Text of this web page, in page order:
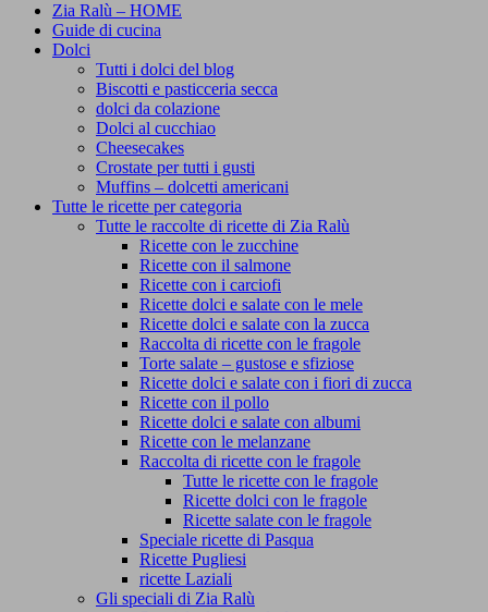
Zia Ralù – HOME
Guide di cucina
Dolci
Tutti i dolci del blog
Biscotti e pasticceria secca
dolci da colazione
Dolci al cucchiao
Cheesecakes
Crostate per tutti i gusti
Muffins – dolcetti americani
Tutte le ricette per categoria
Tutte le raccolte di ricette di Zia Ralù
Ricette con le zucchine
Ricette con il salmone
Ricette con i carciofi
Ricette dolci e salate con le mele
Ricette dolci e salate con la zucca
Raccolta di ricette con le fragole
Torte salate – gustose e sfiziose
Ricette dolci e salate con i fiori di zucca
Ricette con il pollo
Ricette dolci e salate con albumi
Ricette con le melanzane
Raccolta di ricette con le fragole
Tutte le ricette con le fragole
Ricette dolci con le fragole
Ricette salate con le fragole
Speciale ricette di Pasqua
Ricette Pugliesi
ricette Laziali
Gli speciali di Zia Ralù